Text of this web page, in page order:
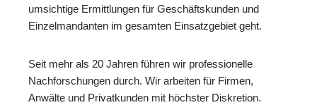
umsichtige Ermittlungen für Geschäftskunden und
Einzelmandanten im gesamten Einsatzgebiet geht.
Seit mehr als 20 Jahren führen wir professionelle
Nachforschungen durch. Wir arbeiten für Firmen,
Anwälte und Privatkunden mit höchster Diskretion.